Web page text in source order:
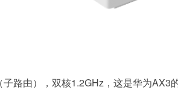
子路由），双核1.2GHz，这是华为AX3